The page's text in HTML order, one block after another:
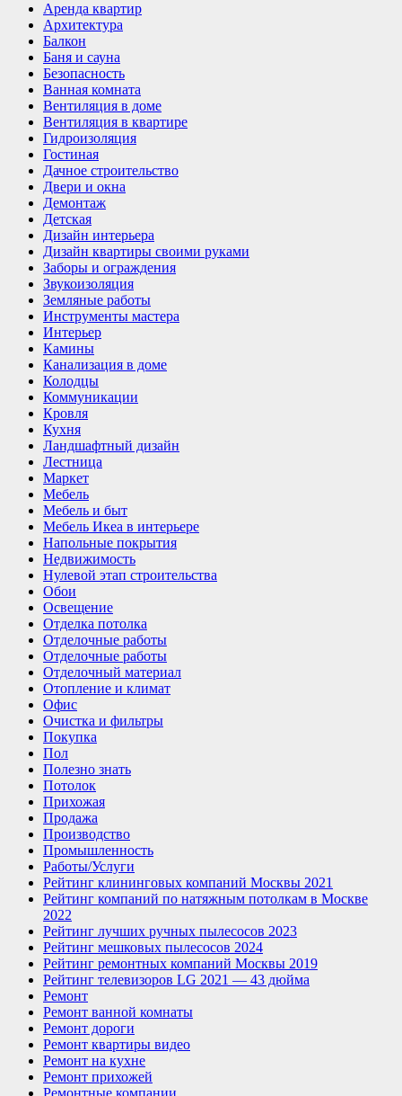
Аренда квартир
Архитектура
Балкон
Баня и сауна
Безопасность
Ванная комната
Вентиляция в доме
Вентиляция в квартире
Гидроизоляция
Гостиная
Дачное строительство
Двери и окна
Демонтаж
Детская
Дизайн интерьера
Дизайн квартиры своими руками
Заборы и ограждения
Звукоизоляция
Земляные работы
Инструменты мастера
Интерьер
Камины
Канализация в доме
Колодцы
Коммуникации
Кровля
Кухня
Ландшафтный дизайн
Лестница
Маркет
Мебель
Мебель и быт
Мебель Икеа в интерьере
Напольные покрытия
Недвижимость
Нулевой этап строительства
Обои
Освещение
Отделка потолка
Отделочные работы
Отделочные работы
Отделочный материал
Отопление и климат
Офис
Очистка и фильтры
Покупка
Пол
Полезно знать
Потолок
Прихожая
Продажа
Производство
Промышленность
Работы/Услуги
Рейтинг клининговых компаний Москвы 2021
Рейтинг компаний по натяжным потолкам в Москве
2022
Рейтинг лучших ручных пылесосов 2023
Рейтинг мешковых пылесосов 2024
Рейтинг ремонтных компаний Москвы 2019
Рейтинг телевизоров LG 2021 — 43 дюйма
Ремонт
Ремонт ванной комнаты
Ремонт дороги
Ремонт квартиры видео
Ремонт на кухне
Ремонт прихожей
Ремонтные компании